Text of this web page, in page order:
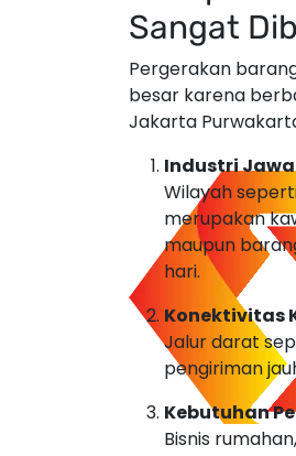
Sangat
Pergerakan
besar karena
Jakarta
Industri
Wilayah
merupakan
maupun
hari.
Konektivitas
Jalur darat
pengiriman
Kebutuhan
Bisnis